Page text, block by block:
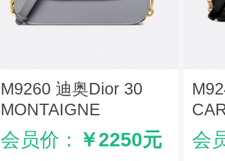
M9260 迪奥Dior 30
MONTAIGNE
AVENUE 手袋 光面牛
皮革 灰色
会员价： ￥2250元
牛
会